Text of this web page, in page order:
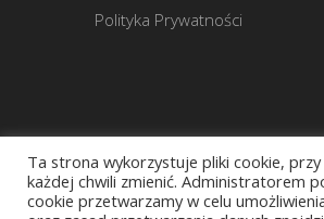
Polityka Prywatności
Ta strona wykorzystuje pliki cookie,
każdej chwili zmienić. Administratorem
cookie przetwarzamy w celu